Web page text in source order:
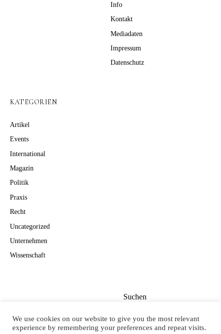
Info
Kontakt
Mediadaten
Impressum
Datenschutz
KATEGORIEN
Artikel
Events
International
Magazin
Politik
Praxis
Recht
Uncategorized
Unternehmen
Wissenschaft
Suchen
We use cookies on our website to give you the most relevant
experience by remembering your preferences and repeat visits.